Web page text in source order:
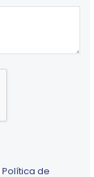
Política de